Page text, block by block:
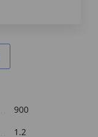
900
1.2